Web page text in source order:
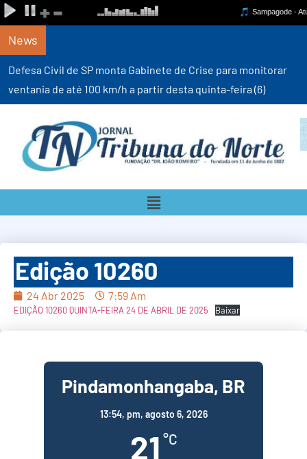
News
Defesa Civil de SP monta Gabinete de Crise para monitorar
ventania de até 100 km/h a partir desta quinta-feira (6)
Edição 10260
24 Abr 2025 7:59 Am
EDIÇÃO 10260 QUINTA-FEIRA 24 DE ABRIL DE 2025 Baixar
Pindamonhangaba, BR
13:54, pm, agosto 6, 2026
21 °C